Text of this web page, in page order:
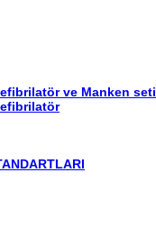
ve Manken seti